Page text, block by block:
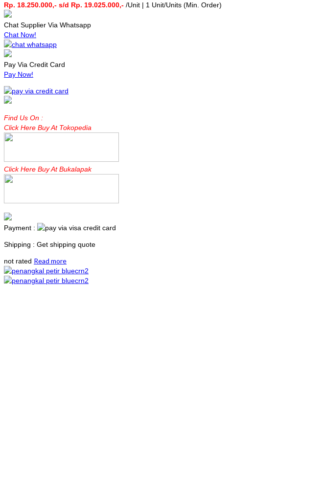
Rp. 18.250.000,- s/d Rp. 19.025.000,- /Unit | 1 Unit/Units (Min. Order)
Chat Supplier Via Whatsapp
Chat Now!
Pay Via Credit Card
Pay Now!
Find Us On :
Click Here Buy At Tokopedia
Click Here Buy At Bukalapak
Payment :
Shipping : Get shipping quote
not rated Read more